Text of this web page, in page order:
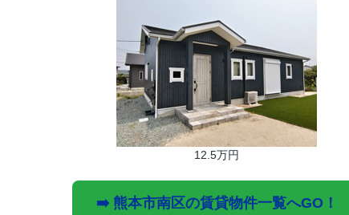
12.5万円
➡️ 熊本市南区の賃貸物件一覧へGO！